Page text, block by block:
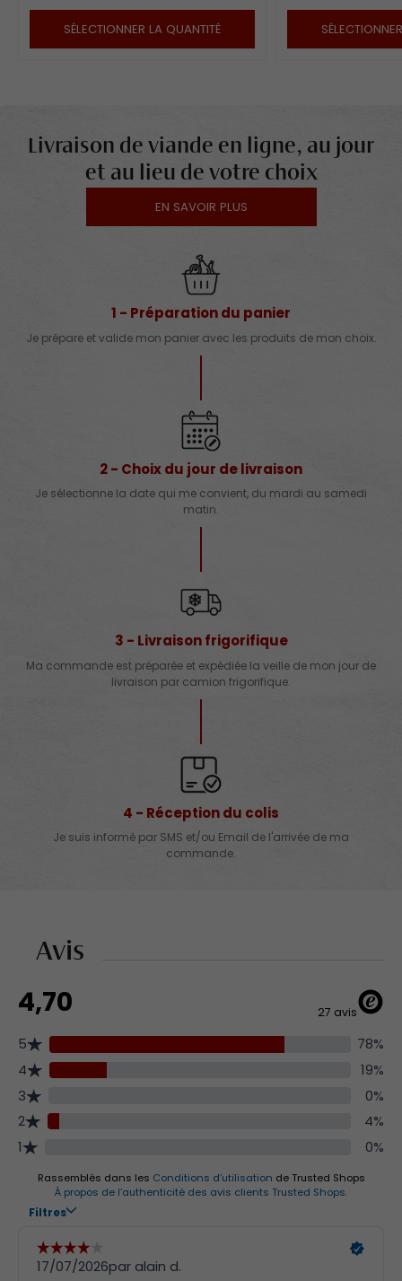
SÉLECTIONNER LA QUANTITÉ
Livraison de viande en ligne, au jour
et au lieu de votre choix
EN SAVOIR PLUS
1 - Préparation du panier
Je prépare et valide mon panier avec les produits de mon choix.
2 - Choix du jour de livraison
Je sélectionne la date qui me convient, du mardi au samedi
matin.
3 - Livraison frigorifique
Ma commande est préparée et expédiée la veille de mon jour de
livraison par camion frigorifique.
4 - Réception du colis
Je suis informé par SMS et/ou Email de l'arrivée de ma
commande.
Avis